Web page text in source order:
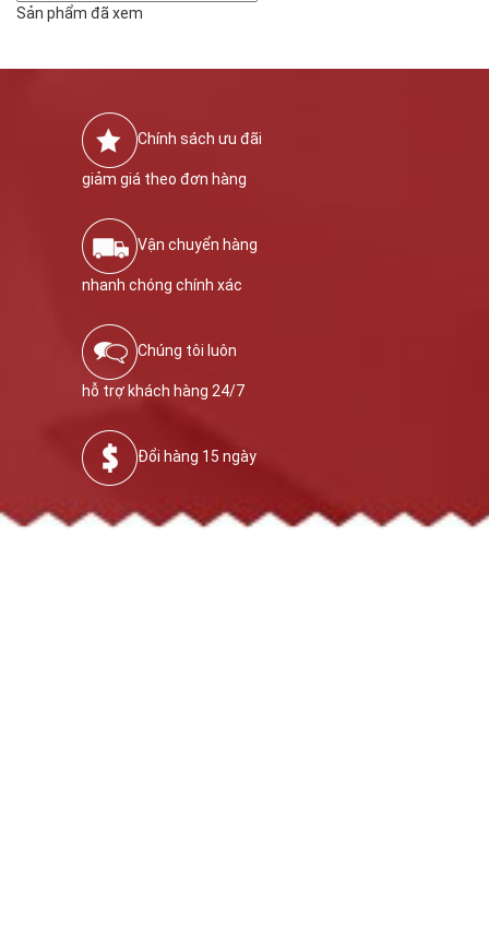
Sản phẩm đã xem
Chính sách ưu đãi
giảm giá theo đơn hàng
Vận chuyển hàng
nhanh chóng chính xác
Chúng tôi luôn
hỗ trợ khách hàng 24/7
Đổi hàng 15 ngày